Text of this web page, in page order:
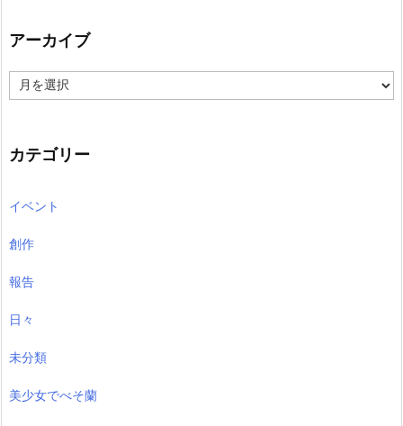
アーカイブ
ー
ブ
カテゴリー
イベント
創作
報告
日々
未分類
美少女でべそ蘭